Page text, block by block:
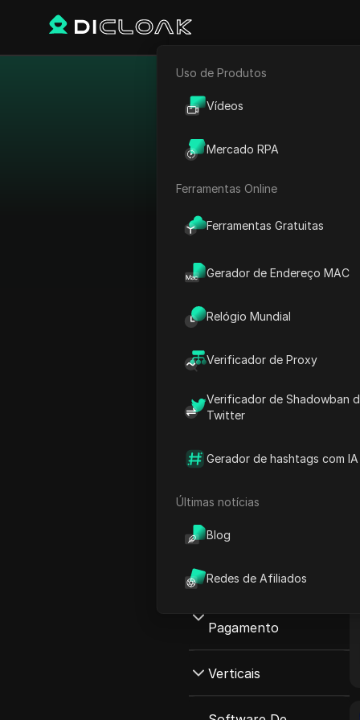
E-commerce
Uso de Produtos
Vídeos
Mercado RPA
Ferramentas Online
Ferramentas Gratuitas
Gerador de Endereço MAC
Relógio Mundial
Verificador de Proxy
Verificador de Shadowban
Twitter
Gerador de hashtags com IA
Últimas notícias
Blog
Redes de Afiliados
Descubra uma
CPA, CPL e CPS,
Classificar redes por:
CPL (Custo Por Lead)
CPE (Custo Por
Pagamento
Pagamento
PayPal
Verticais